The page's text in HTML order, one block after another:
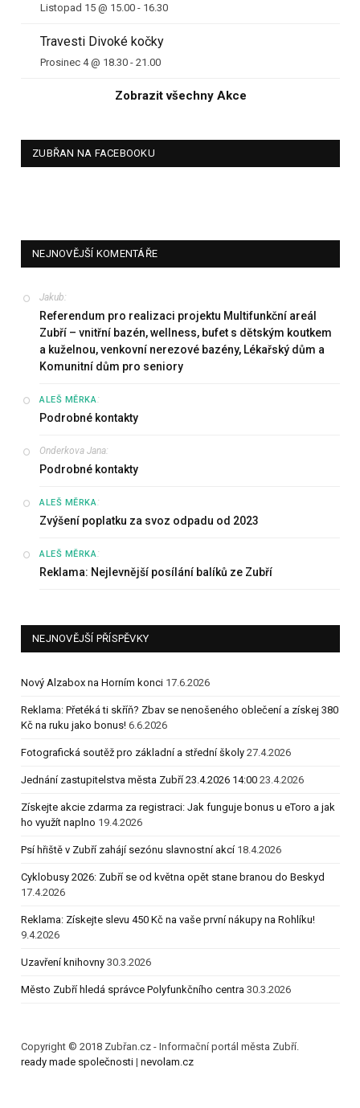
Listopad 15 @ 15.00 - 16.30
Travesti Divoké kočky
Prosinec 4 @ 18.30 - 21.00
Zobrazit všechny Akce
ZUBŘAN NA FACEBOOKU
NEJNOVĚJŠÍ KOMENTÁŘE
Jakub:
Referendum pro realizaci projektu Multifunkční areál
Zubří – vnitřní bazén, wellness, bufet s dětským koutkem
a kuželnou, venkovní nerezové bazény, Lékařský dům a
Komunitní dům pro seniory
ALEŠ MĚRKA:
Podrobné kontakty
Onderkova Jana:
Podrobné kontakty
ALEŠ MĚRKA:
Zvýšení poplatku za svoz odpadu od 2023
ALEŠ MĚRKA:
Reklama: Nejlevnější posílání balíků ze Zubří
NEJNOVĚJŠÍ PŘÍSPĚVKY
Nový Alzabox na Horním konci 17.6.2026
Reklama: Přetéká ti skříň? Zbav se nenošeného oblečení a získej 380
Kč na ruku jako bonus! 6.6.2026
Fotografická soutěž pro základní a střední školy 27.4.2026
Jednání zastupitelstva města Zubří 23.4.2026 14:00 23.4.2026
Získejte akcie zdarma za registraci: Jak funguje bonus u eToro a jak
ho využít naplno 19.4.2026
Psí hřiště v Zubří zahájí sezónu slavnostní akcí 18.4.2026
Cyklobusy 2026: Zubří se od května opět stane branou do Beskyd
17.4.2026
Reklama: Získejte slevu 450 Kč na vaše první nákupy na Rohlíku!
9.4.2026
Uzavření knihovny 30.3.2026
Město Zubří hledá správce Polyfunkčního centra 30.3.2026
Copyright © 2018 Zubřan.cz - Informační portál města Zubří.
ready made společnosti | nevolam.cz